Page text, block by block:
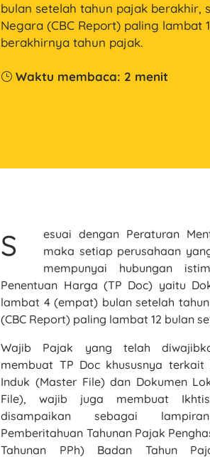
bulan setelah tahun pajak berakhir,
Negara (CBC Report) paling lambat
berakhirnya tahun pajak.
} Waktu membaca: 2 menit
S
esuai dengan Peraturan
maka setiap perusahaan
mempunyai hubungan
Penentuan Harga (TP Doc) yaitu
lambat 4 (empat) bulan setelah
(CBC Report) paling lambat 12 bulan
Wajib Pajak yang telah
membuat TP Doc khususnya terkait
Induk (Master File) dan Dokumen
File), wajib juga membuat
disampaikan sebagai
Pemberitahuan Tahunan Pajak
Tahunan PPh) Badan Tahun